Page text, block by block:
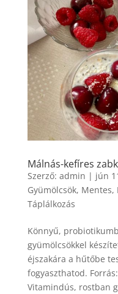
Málnás-kefíres
Szerző: admin | jún
Gyümölcsök, Mentes,
Táplálkozás
Könnyű,
gyümölcsökkel
éjszakára a hűtőbe
fogyaszthatod.
Vitamindús, rostban